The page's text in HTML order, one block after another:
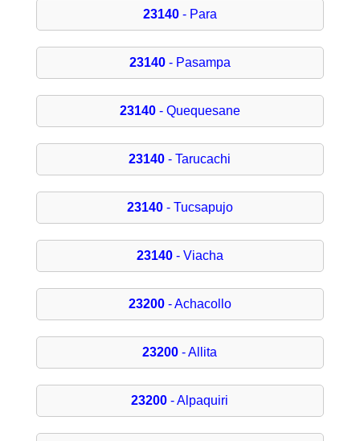
23140- Para
23140- Pasampa
23140- Quequesane
23140 - Tarucachi
23140- Tucsapujo
23140- Viacha
23200- Achacollo
23200 - Allita
23200 - Alpaquiri